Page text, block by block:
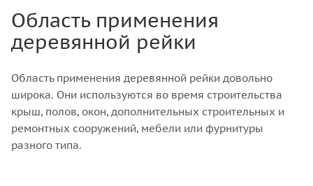
Область применения
деревянной рейки
Область применения деревянной рейки довольно
широка. Они используются во время строительства
крыш, полов, окон, дополнительных строительных и
ремонтных сооружений, мебели или фурнитуры
разного типа.